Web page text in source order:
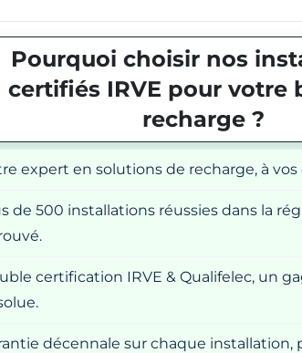
Pourquoi choisir nos
certifiés IRVE pour votre
recharge ?
expert en solutions de recharge, à vos
de 500 installations réussies dans la
certification IRVE & Qualifelec, un
décennale sur chaque installation,